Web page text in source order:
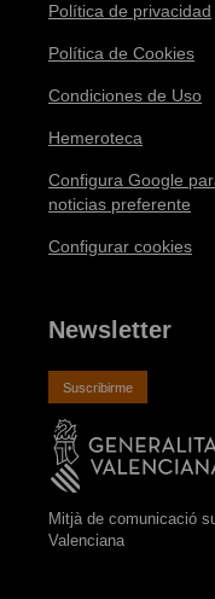
Política de privacidad
Política de Cookies
Condiciones de Uso
Hemeroteca
Configura Google
noticias preferente
Configurar cookies
Newsletter
Suscribirme
Mitjà de comunicació
Valenciana